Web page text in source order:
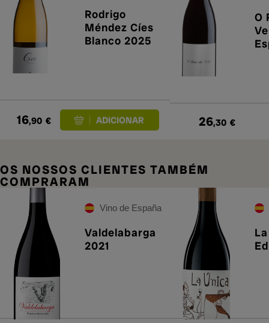
Rodrigo
Méndez Cíes
Blanco 2025
16,90 €
O
26,30 €
OS NOSSOS CLIENTES TAMBÉM
COMPRARAM
Vino de España
Valdelabarga
2021